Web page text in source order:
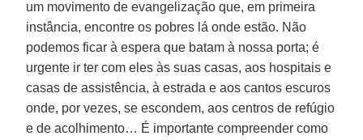
um movimento de evangelização que, em primeira
instância, encontre os pobres lá onde estão. Não
podemos ficar à espera que batam à nossa porta; é
urgente ir ter com eles às suas casas, aos hospitais e
casas de assistência, à estrada e aos cantos escuros
onde, por vezes, se escondem, aos centros de refúgio
e de acolhimento… É importante compreender como